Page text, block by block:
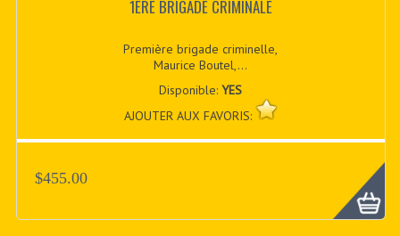
1ERE BRIGADE CRIMINALE
Première brigade criminelle,
Maurice Boutel,...
Disponible:YES
AJOUTER AUX FAVORIS:
$455.00